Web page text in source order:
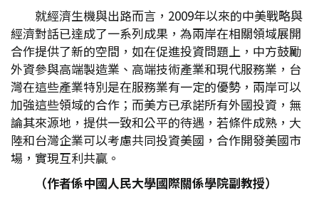
就經濟生機與出路而言，2009年以來的中美戰略與
經濟對話已達成了一系列成果，為兩岸在相關領域展開
合作提供了新的空間，如在促進投資問題上，中方鼓勵
外資參與高端製造業、高端技術產業和現代服務業，台
灣在這些產業特別是在服務業有一定的優勢，兩岸可以
加強這些領域的合作；而美方已承諾所有外國投資，無
論其來源地，提供一致和公平的待遇，若條件成熟，大
陸和台灣企業可以考慮共同投資美國，合作開發美國市
場，實現互利共贏。
（作者係中國人民大學國際關係學院副教授）